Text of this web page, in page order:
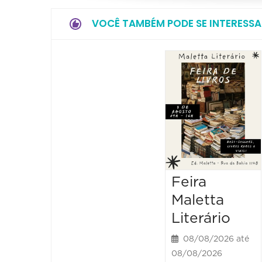
VOCÊ TAMBÉM PODE SE
Feira
Maletta
Literário
08/08/2026 até
08/08/2026